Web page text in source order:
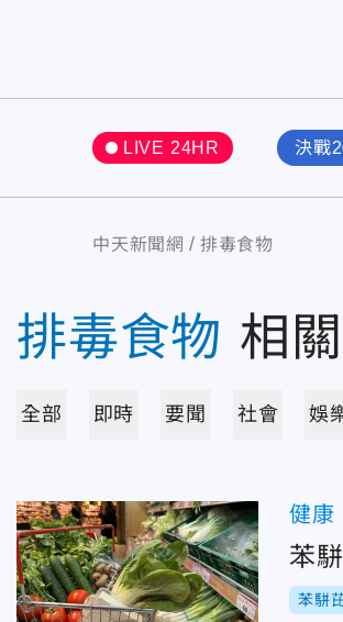
LIVE 24HR 決戰
中天新聞網 排毒食物
排毒食物 相
全部 即時 要聞 社會 娛
健康
苯
苯駢